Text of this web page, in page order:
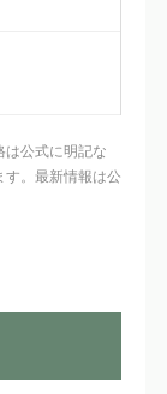
公式に明記な
す。最新情報は公